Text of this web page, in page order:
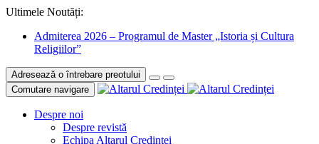
Ultimele Noutăți:
Admiterea 2026 – Programul de Master „Istoria și Cultura
Religiilor”
Adresează o întrebare preotului
Comutare navigare
Despre noi
Despre revistă
Echipa Altarul Credinței